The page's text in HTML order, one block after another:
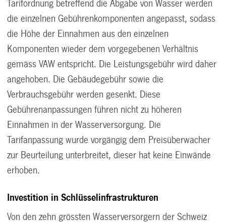
Tarifordnung betreffend die Abgabe von Wasser werden
die einzelnen Gebührenkomponenten angepasst, sodass
die Höhe der Einnahmen aus den einzelnen
Komponenten wieder dem vorgegebenen Verhältnis
gemäss VAW entspricht. Die Leistungsgebühr wird daher
angehoben. Die Gebäudegebühr sowie die
Verbrauchsgebühr werden gesenkt. Diese
Gebührenanpassungen führen nicht zu höheren
Einnahmen in der Wasserversorgung. Die
Tarifanpassung wurde vorgängig dem Preisüberwacher
zur Beurteilung unterbreitet, dieser hat keine Einwände
erhoben.
Investition in Schlüsselinfrastrukturen
Von den zehn grössten Wasserversorgern der Schweiz